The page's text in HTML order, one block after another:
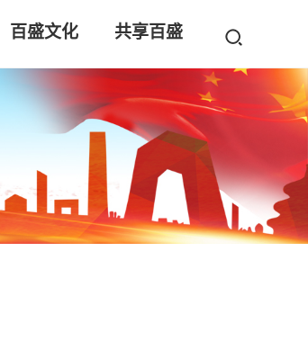
百盛文化 共享百盛